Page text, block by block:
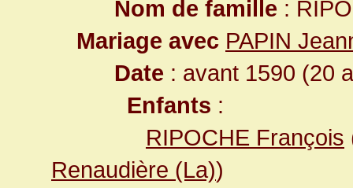
Nom de famille :
Mariage avec PAPIN
Date : avant 1590 (20
Enfants :
RIPOCHE François
Renaudière (La))